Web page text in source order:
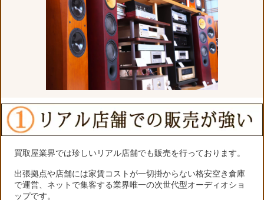
買取屋業界では珍しいリアル店舗でも販売を行っております。
出張拠点や店舗には家賃コストが一切掛からない格安空き倉庫
で運営、ネットで集客する業界唯一の次世代型オーディオショ
ップです。